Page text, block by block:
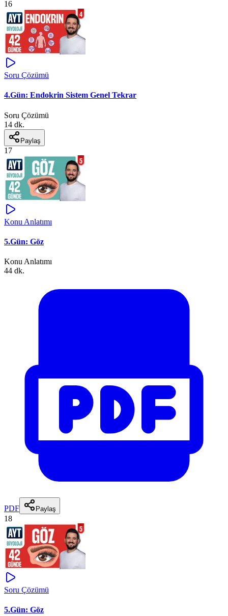
16
Soru Çözümü
4.Gün: Endokrin Sistem Genel Tekrar
Soru Çözümü
14 dk.
Paylaş
17
Konu Anlatımı
5.Gün: Göz
Konu Anlatımı
44 dk.
PDF Paylaş
18
Soru Çözümü
5.Gün: Göz